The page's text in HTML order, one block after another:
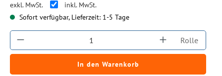
exkl. MwSt.
inkl. MwSt.
Sofort verfügbar, Lieferzeit: 1-5 Tage
Produkt Anzahl: Gib den gewünschten
Rolle
In den Warenkorb